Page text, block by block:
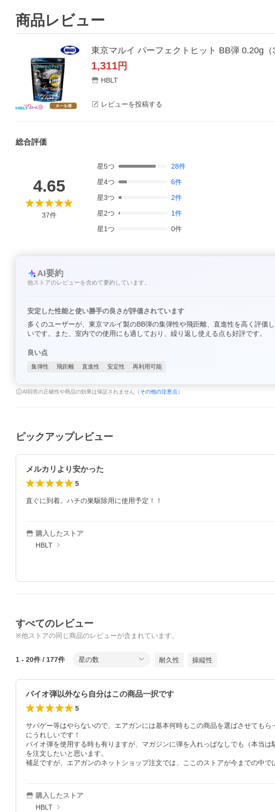
商品レビュー
東京マルイ パーフェクトヒット BB弾 0.20g
1,311円
HBLT
レビューを投稿する
総合評価
4.65
37件
星5つ 28件
星4つ 6件
星3つ 2件
星2つ 1件
星1つ 0件
AI要約
他ストアのレビューを含めて要約しています。
安定した性能と使い勝手の良さが評価されています
多くのユーザーが、東京マルイ製のBB弾の集弾性や飛距離、直進性を高く評
いです。また、室内での使用にも適しており、繰り返し使える点も好評です。
良い点
集弾性 飛距離 直進性 安定性 再利用可能
AI回答の正確性や商品の効果は保証されません（ その他の注意点 ）
ピックアップレビュー
メルカリより安かった
5
直ぐに到着。ハチの巣駆除用に使用予定！！
購入したストア
HBLT
すべてのレビュー
※他ストアの同じ商品のレビューが含まれています。
1 - 20件 / 177件 星の数 耐久性 操縦性
バイオ弾以外なら自分はこの商品一択です
5
サバゲー等はやらないので、エアガンには基本何時もこの商品を選ばさせても
にうれしいです！
バイオ弾を使用する時も有りますが、マガジンに弾を入れっぱなしでも（本当
を注文したいと思います。
補足ですが、エアガンのネットショップ注文では、ここのストアが今までの中で
購入したストア
HBLT